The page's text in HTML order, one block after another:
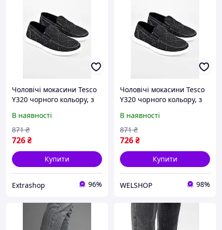
Чоловічі мокасини Tesco
Y320 чорного кольору, з
зручна підошва.
В наявності
726₴
871 ₴
Купити
Extrashop 96%
Чоловічі мокасини Tesco
Y320 чорного кольору, з
зручна підошва.
В наявності
726₴
871 ₴
Купити
WELSHOP 98%